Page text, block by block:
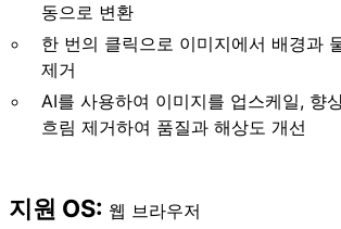
동으로 변환
한 번의 클릭으로 이미지에서 배경과
제거
AI를 사용하여 이미지를 업스케일, 향
흐림 제거하여 품질과 해상도 개선
지원 OS: 웹 브라우저